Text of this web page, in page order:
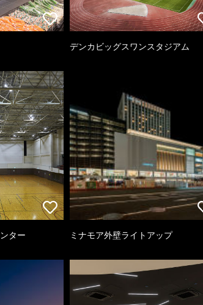
デンカビッグスワンスタジアム
ター ミナモア外壁ライトアップ